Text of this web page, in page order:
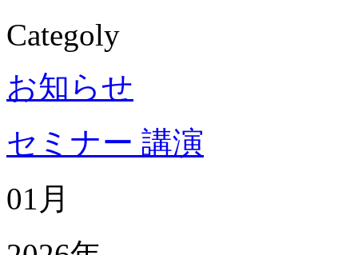
Categoly
お知らせ
セミナー 講演
01月